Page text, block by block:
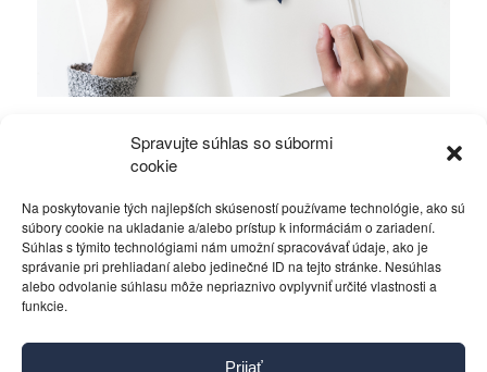
Spravujte súhlas so súbormi
cookie
Na poskytovanie tých najlepších skúseností používame technológie, ako sú
súbory cookie na ukladanie a/alebo prístup k informáciám o zariadení.
Súhlas s týmito technológiami nám umožní spracovávať údaje, ako je
správanie pri prehliadaní alebo jedinečné ID na tejto stránke. Nesúhlas
alebo odvolanie súhlasu môže nepriaznivo ovplyvniť určité vlastnosti a
funkcie.
Prijať
Gerasimovom?
Politika 4. decembra 2023
Kontakt